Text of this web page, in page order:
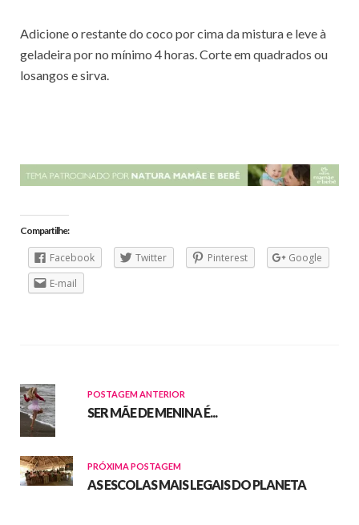
Adicione o restante do coco por cima da mistura e leve à
geladeira por no mínimo 4 horas. Corte em quadrados ou
losangos e sirva.
Compartilhe:
Facebook Twitter Pinterest
Google
E-mail
POSTAGEM ANTERIOR
SER MÃE DE MENINA É...
PRÓXIMA POSTAGEM
AS ESCOLAS MAIS LEGAIS DO PLANETA